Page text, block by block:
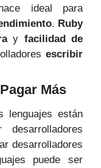
ideal para
. Ruby
y facilidad de
escribir
Más
lenguajes están
desarrolladores
puede ser